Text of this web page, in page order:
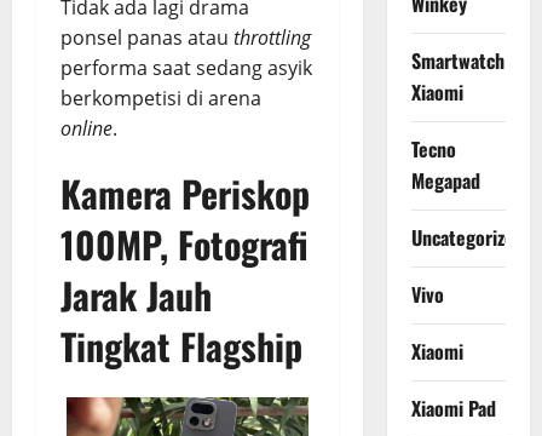
Tidak ada lagi drama
ponsel panas atau throttling
performa saat sedang asyik
berkompetisi di arena
online.
Kamera Periskop
100MP, Fotografi
Jarak Jauh
Tingkat Flagship
Smartwatch
Xiaomi
Tecno
Megapad
Uncategorized
Vivo
Xiaomi
Xiaomi Pad